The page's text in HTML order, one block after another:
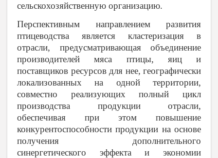
сельскохозяйственную организацию.
Перспективным направлением развития
птицеводства является кластеризация в
отрасли, предусматривающая объединение
производителей мяса птицы, яиц и
поставщиков ресурсов для нее, географически
локализованных на одной территории,
совместно реализующих полный цикл
производства продукции отрасли,
обеспечивая при этом повышение
конкурентоспособности продукции на основе
получения дополнительного
синергетического эффекта и экономии